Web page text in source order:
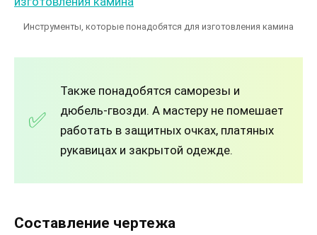
Инструменты, которые понадобятся для изготовления камина
Также понадобятся саморезы и
дюбель-гвозди. А мастеру не помешает
работать в защитных очках, платяных
рукавицах и закрытой одежде.
Составление чертежа